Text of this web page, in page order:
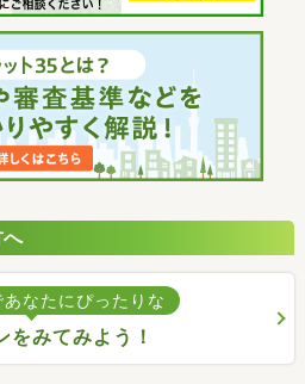
なたにぴったりな
をみてみよう！